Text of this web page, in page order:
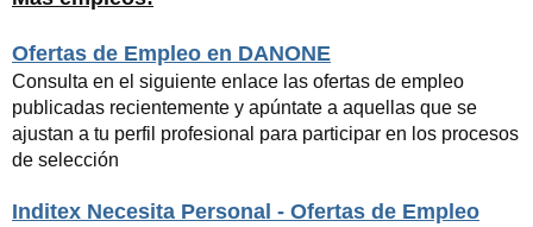
Ofertas de Empleo en DANONE
Consulta en el siguiente enlace las ofertas de empleo
publicadas recientemente y apúntate a aquellas que se
ajustan a tu perfil profesional para participar en los procesos
de selección
Inditex Necesita Personal - Ofertas de Empleo